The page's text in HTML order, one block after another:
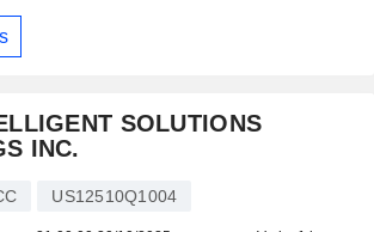
SOLUTIONS
INC.
US12510Q1004